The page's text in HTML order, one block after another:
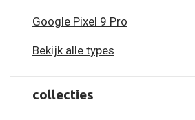
Google Pixel 9 Pro
Bekijk alle types
collecties